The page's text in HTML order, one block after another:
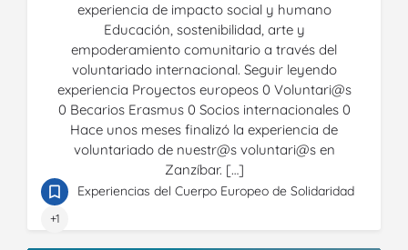
experiencia de impacto social y humano
Educación, sostenibilidad, arte y
empoderamiento comunitario a través del
voluntariado internacional. Seguir leyendo
experiencia Proyectos europeos 0 Voluntari@s
0 Becarios Erasmus 0 Socios internacionales 0
Hace unos meses finalizó la experiencia de
voluntariado de nuestr@s voluntari@s en
Zanzíbar. […]
Experiencias del Cuerpo Europeo de Solidaridad
+1